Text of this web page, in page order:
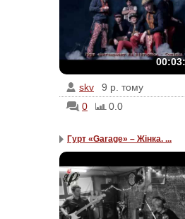
skv
9 р. тому
0
0.0
Гурт «Garage» – Жінка. ...